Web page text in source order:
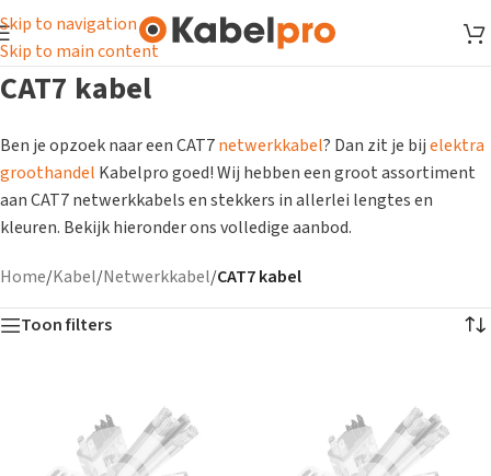
Skip to navigation
Skip to main content
CAT7 kabel
Ben je opzoek naar een CAT7netwerkkabel? Dan zit je bijelektra
groothandel Kabelpro goed! Wij hebben een groot assortiment
aan CAT7 netwerkkabels en stekkers in allerlei lengtes en
kleuren. Bekijk hieronder ons volledige aanbod.
Home/Kabel/Netwerkkabel/CAT7 kabel
Toon filters